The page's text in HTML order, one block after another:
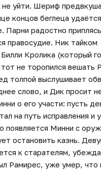
не уйти. Шериф
концов беглеца удаётся
Парни радостно
правосудие. Ник тайком
Кролика (который
не торопился вешать
толпой выслушивает
слово, и Дик просит
о его участи: пусть
на путь исправления и
появляется Минни c
остановить казнь.
к старателям,
Рамирес, уже умер, что